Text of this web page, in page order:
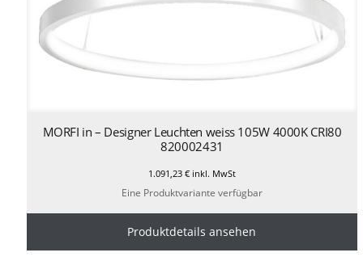
MORFI in – Designer Leuchten weiss 105W 4000K CRI80
820002431
1.091,23 €inkl. MwSt
Eine Produktvariante verfügbar
Produktdetails ansehen